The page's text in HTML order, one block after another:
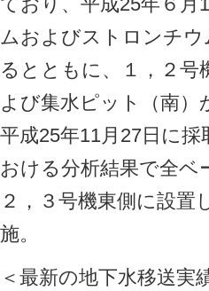
ムおよびストロンチ
るとともに、１，２
よび集水ピット（南）
平成25年11月27日に
おける分析結果で全ベ
２，３号機東側に設
施。
＜最新の地下水移送実